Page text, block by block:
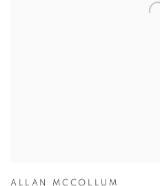
ALLAN MCCOLLUM